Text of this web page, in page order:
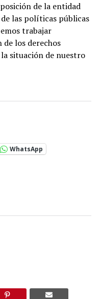
de la entidad
las políticas públicas
trabajar
los derechos
situación de nuestro
WhatsApp